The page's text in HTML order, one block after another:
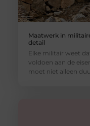
Maatwerk in
detail
Elke militair weet
voldoen aan de
moet niet alleen